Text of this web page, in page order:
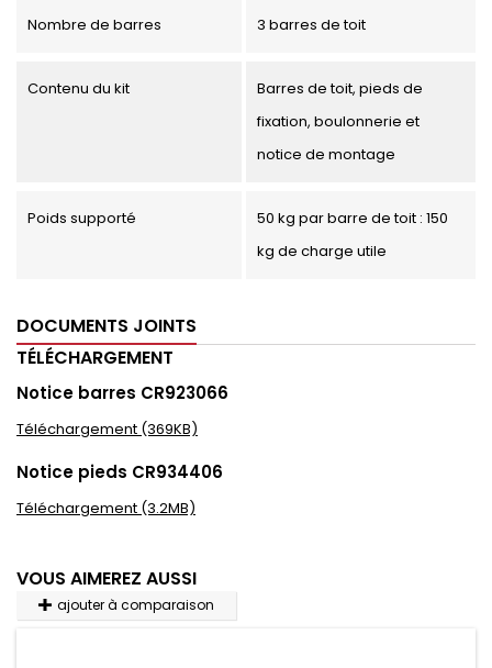
Nombre de barres 3 barres de toit
Contenu du kit
Barres de toit, pieds de
fixation, boulonnerie et
notice de montage
Poids supporté
50 kg par barre de toit : 150
kg de charge utile
DOCUMENTS JOINTS
TÉLÉCHARGEMENT
Notice barres CR923066
Téléchargement (369KB)
Notice pieds CR934406
Téléchargement (3.2MB)
VOUS AIMEREZ AUSSI
ajouter à comparaison